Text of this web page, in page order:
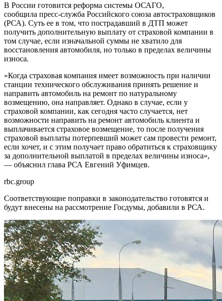
В России готовится реформа системы ОСАГО,
сообщила пресс-служба Российского союза автостраховщиков
(РСА). Суть ее в том, что пострадавший в ДТП может
получить дополнительную выплату от страховой компании в
том случае, если изначальной суммы не хватило для
восстановления автомобиля, но только в пределах величины
износа.
«Когда страховая компания имеет возможность при наличии
станции технического обслуживания принять решение и
направить автомобиль на ремонт по натуральному
возмещению, она направляет. Однако в случае, если у
страховой компании, как сегодня часто случается, нет
возможности направить на ремонт автомобиль клиента и
выплачивается страховое возмещение, то после получения
страховой выплаты потерпевший может сам провести ремонт,
если хочет, и с этим получает право обратиться к страховщику
за дополнительной выплатой в пределах величины износа»,
— объяснил глава РСА Евгений Уфимцев.
rbc.group
Соответствующие поправки в законодательство готовятся и
будут внесены на рассмотрение Госдумы, добавили в РСА.